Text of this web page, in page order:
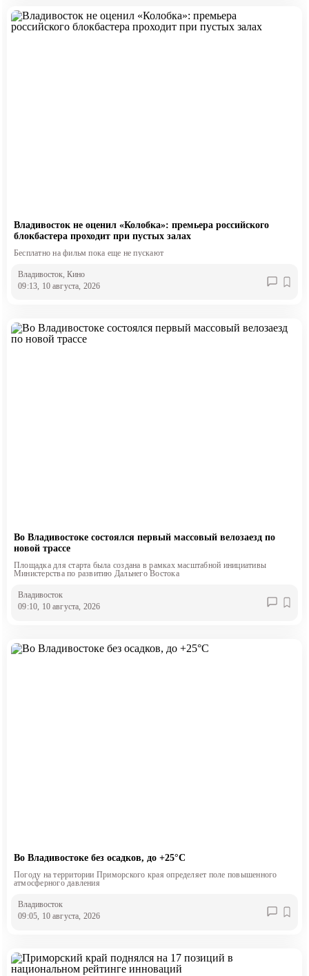
Владивосток не оценил «Колобка»: премьера российского
блокбастера проходит при пустых залах
Бесплатно на фильм пока еще не пускают
Владивосток, Кино
09:13, 10 августа, 2026
Во Владивостоке состоялся первый массовый велозаезд по
новой трассе
Площадка для старта была создана в рамках масштабной инициативы
Министерства по развитию Дальнего Востока
Владивосток
09:10, 10 августа, 2026
Во Владивостоке без осадков, до +25°С
Погоду на территории Приморского края определяет поле повышенного
атмосферного давления
Владивосток
09:05, 10 августа, 2026